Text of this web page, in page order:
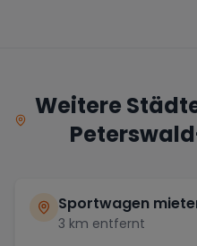
Weitere
Sportwagen
3 km entfernt